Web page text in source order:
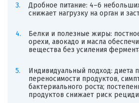
Дробное питание: 4–6
снижает нагрузку на орган и
Белки и полезные жиры:
орехи, авокадо и масла
вещества без усиления
Индивидуальный подход: диета
переносимости продуктов,
бактериального роста;
продуктов снижает риск